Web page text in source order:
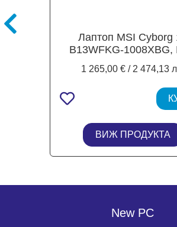
Лаптоп MSI Cyborg
B13WFKG-1008XBG,
4.90 GHz, 24MB
15.6'' (39.62 cm) FHD
Glare Display,
RTX5060 8GB GDDR7
4, 16GB DDR5, 512GB
NVMe SSD, 1x USB 3.2
2 Type-C, Free
1 265,00 € / 2 474,13
ВИЖ ПРОДУКТА
New PC